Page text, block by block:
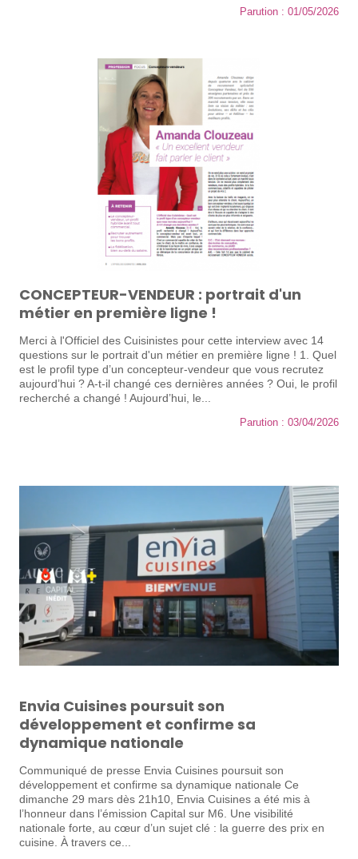
Parution : 01/05/2026
CONCEPTEUR-VENDEUR : portrait d'un
métier en première ligne !
Merci à l'Officiel des Cuisinistes pour cette interview avec 14
questions sur le portrait d'un métier en première ligne ! 1. Quel
est le profil type d’un concepteur-vendeur que vous recrutez
aujourd’hui ? A-t-il changé ces dernières années ? Oui, le profil
recherché a changé ! Aujourd’hui, le...
Parution : 03/04/2026
Envia Cuisines poursuit son
développement et confirme sa
dynamique nationale
Communiqué de presse Envia Cuisines poursuit son
développement et confirme sa dynamique nationale Ce
dimanche 29 mars dès 21h10, Envia Cuisines a été mis à
l’honneur dans l’émission Capital sur M6. Une visibilité
nationale forte, au cœur d’un sujet clé : la guerre des prix en
cuisine. À travers ce...